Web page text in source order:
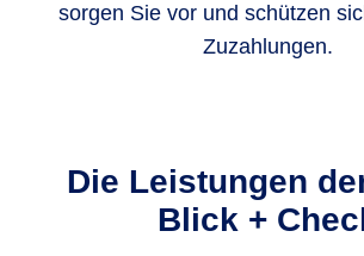
sorgen Sie vor und schützen
Zuzahlungen.
Die Leistungen
Blick +